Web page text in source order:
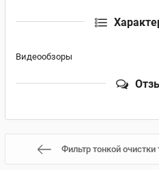
Видеообзоры
Фильтр тонкой